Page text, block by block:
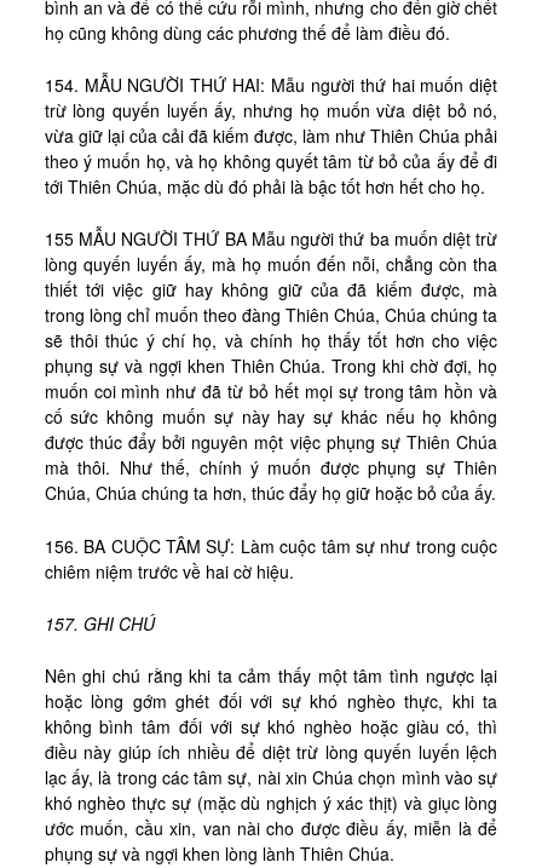
bình an và để có thể cứu rỗi mình, nhưng cho đến giờ chết
họ cũng không dùng các phương thế để làm điều đó.
154. MẪU NGƯỜI THỨ HAI: Mẫu người thứ hai muốn diệt
trừ lòng quyến luyến ấy, nhưng họ muốn vừa diệt bỏ nó,
vừa giữ lại của cải đã kiếm được, làm như Thiên Chúa phải
theo ý muốn họ, và họ không quyết tâm từ bỏ của ấy để đi
tới Thiên Chúa, mặc dù đó phải là bậc tốt hơn hết cho họ.
155 MẪU NGƯỜI THỨ BA Mẫu người thứ ba muốn diệt trừ
lòng quyến luyến ấy, mà họ muốn đến nỗi, chẳng còn tha
thiết tới việc giữ hay không giữ của đã kiếm được, mà
trong lòng chỉ muốn theo đàng Thiên Chúa, Chúa chúng ta
sẽ thôi thúc ý chí họ, và chính họ thấy tốt hơn cho việc
phụng sự và ngợi khen Thiên Chúa. Trong khi chờ đợi, họ
muốn coi mình như đã từ bỏ hết mọi sự trong tâm hồn và
cố sức không muốn sự này hay sự khác nếu họ không
được thúc đẩy bởi nguyên một việc phụng sự Thiên Chúa
mà thôi. Như thế, chính ý muốn được phụng sự Thiên
Chúa, Chúa chúng ta hơn, thúc đẩy họ giữ hoặc bỏ của ấy.
156. BA CUỘC TÂM SỰ: Làm cuộc tâm sự như trong cuộc
chiêm niệm trước về hai cờ hiệu.
157. GHI CHÚ
Nên ghi chú rằng khi ta cảm thấy một tâm tình ngược lại
hoặc lòng gớm ghét đối với sự khó nghèo thực, khi ta
không bình tâm đối với sự khó nghèo hoặc giàu có, thì
điều này giúp ích nhiều để diệt trừ lòng quyến luyến lệch
lạc ấy, là trong các tâm sự, nài xin Chúa chọn mình vào sự
khó nghèo thực sự (mặc dù nghịch ý xác thịt) và giục lòng
ước muốn, cầu xin, van nài cho được điều ấy, miễn là để
phụng sự và ngợi khen lòng lành Thiên Chúa.